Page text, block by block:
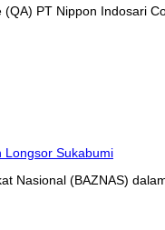
PT Nippon Indosari
Nasional (BAZNAS)